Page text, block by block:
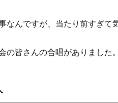
なんですが、当たり前すぎ
の皆さんの合唱がありました